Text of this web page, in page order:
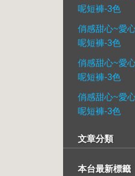
呢短褲-3色
俏感甜心~愛
呢短褲-3色
俏感甜心~愛
呢短褲-3色
俏感甜心~愛
呢短褲-3色
文章分類
本台最新標籤